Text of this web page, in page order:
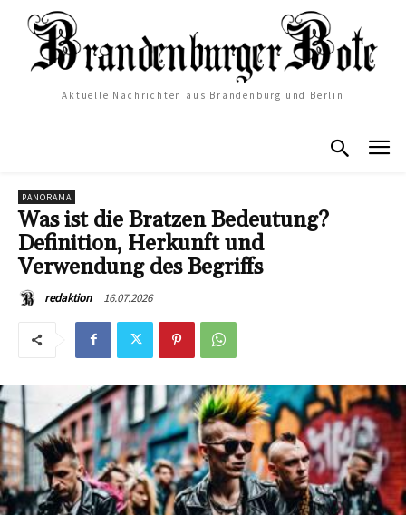
Aktuelle Nachrichten aus Brandenburg und Berlin
PANORAMA
Was ist die Bratzen Bedeutung?
Definition, Herkunft und
Verwendung des Begriffs
redaktion 16.07.2026